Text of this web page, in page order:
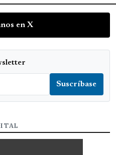
en X